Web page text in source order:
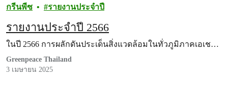
กรีนพีซ รายงานประจำปี
รายงานประจำปี 2566
ในปี 2566 การผลักดันประเด็นสิ่งแวดล้อมในทั่วภูมิภาคเอเช…
Greenpeace Thailand
3 เมษายน 2025